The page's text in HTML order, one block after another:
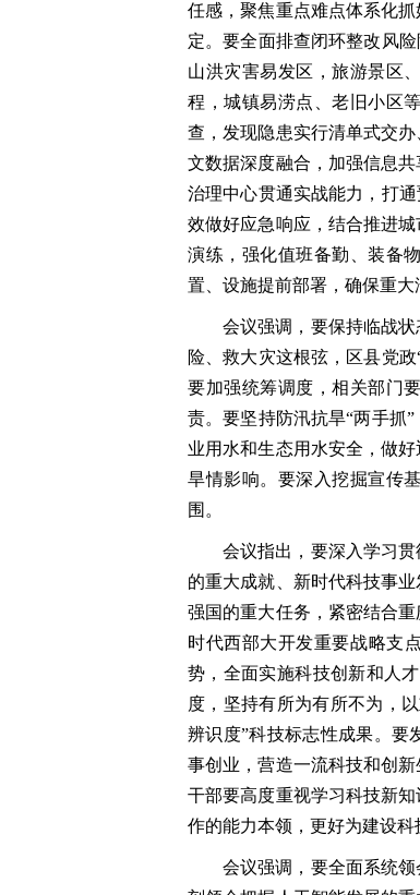
任感，聚焦重点难点体系化
定。要全面排查闭环整改风
山洪灾害易发区，旅游景区
程，城镇易涝点、老旧小区
查，发现隐患实行清单式交
文数据深度融合，加强信息
治理中心贯通实战能力，打
效做好应急响应，结合推进
演练，强化值班备勤、装备
置、设施提前部署，确保重大
会议强调，要保持临战
险、救大灾这根弦，区县党
要加强统筹调度，相关部门
责。要坚持防汛抗旱“两手抓
业用水和生态用水安全，做
旱情影响。要深入挖掘宣传
围。
会议指出，要深入学习
的重大成就、新时代科技事
强国的重大任务，紧密结合
时代西部大开发重要战略支
势，全面实施科技创新和人
度，坚持有所为有所不为，
辨识度”科技标志性成果。要
事创业，营造一流科技和创
干部要高度重视学习科技新
作的能力本领，更好为建设科
会议强调，要全面系统